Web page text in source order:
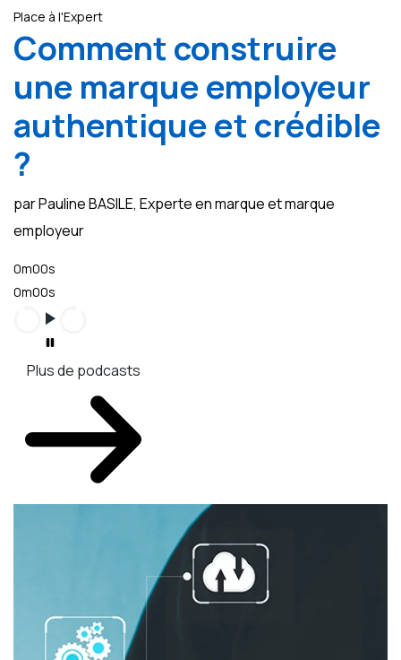
Place à l'Expert
Comment construire
une marque employeur
authentique et crédible
?
par Pauline BASILE, Experte en marque et marque
employeur
0m00s
0m00s
Plus de podcasts